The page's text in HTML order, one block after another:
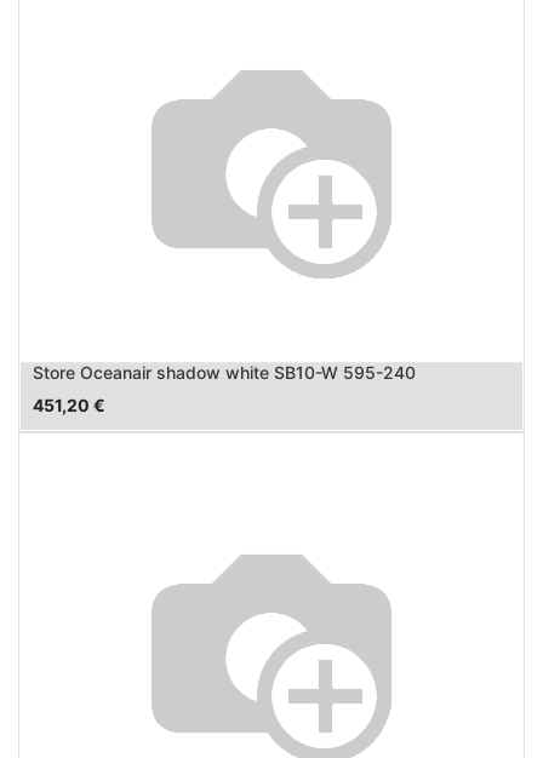
Store Oceanair shadow white SB10-W 595-240
451,20 €